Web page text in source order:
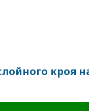
кроя